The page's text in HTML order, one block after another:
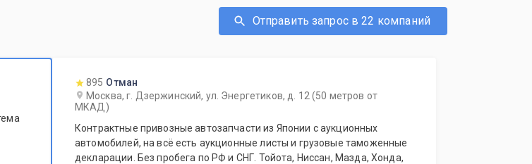
Отправить запрос в 22 компаний
895 Отман
Москва, г. Дзержинский, ул. Энергетиков, д. 12 (50 метров от
МКАД)
Контрактные привозные автозапчасти из Японии с аукционных
автомобилей, на всё есть аукционные листы и грузовые таможенные
декларации. Без пробега по РФ и СНГ. Тойота, Ниссан, Мазда, Хонда,